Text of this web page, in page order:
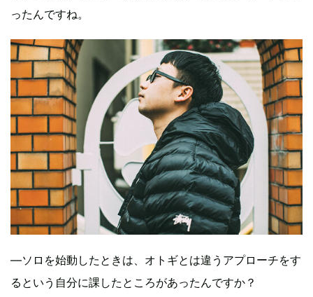
ったんですね。
―ソロを始動したときは、オトギとは違うアプローチをす
るという自分に課したところがあったんですか？